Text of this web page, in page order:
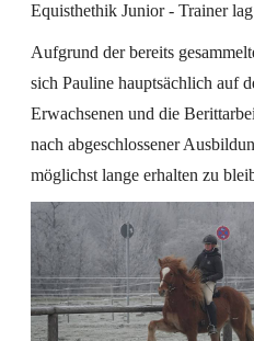
Equisthethik Junior - Trainer
Aufgrund der bereits
sich Pauline hauptsächlich auf
Erwachsenen und die
nach abgeschlossener
möglichst lange erhalten zu